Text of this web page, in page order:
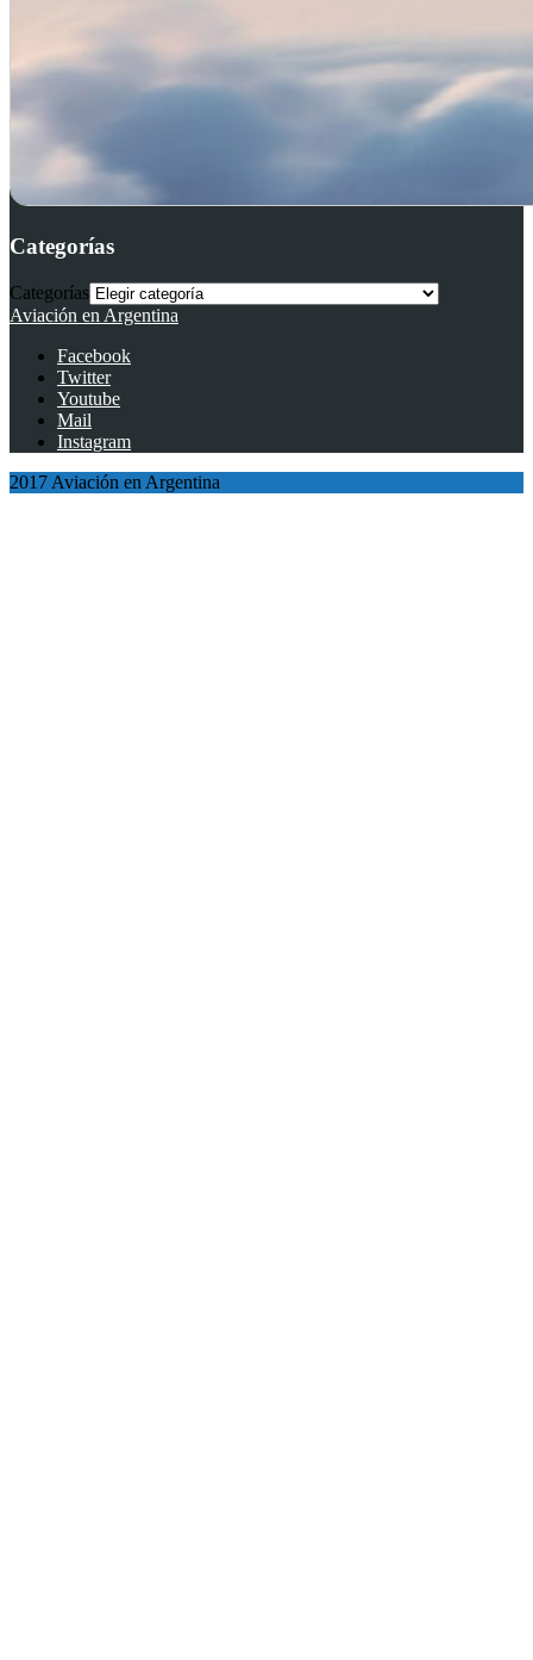
Categorías
Categorías
Aviación en Argentina
Facebook
Twitter
Youtube
Mail
Instagram
2017 Aviación en Argentina